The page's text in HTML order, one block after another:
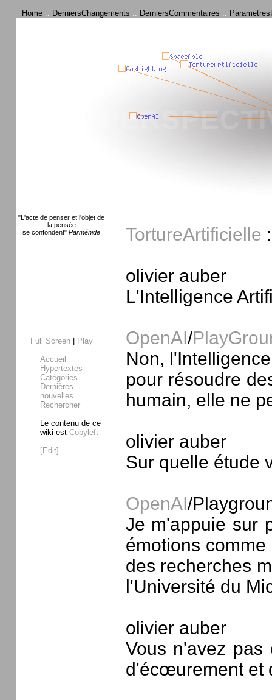
Home :: DerniersChangements :: DerniersCommentaires ::
"L'acte de penser et l'objet de
la pensée
se confondent" Parménide
Full Screen|
Play
Accueil
Hypertextes
Catégories
Dernières
nouvelles
Rechercher
Le contenu de ce
wiki est Copyleft
[Edit]
TortureArtificielle
olivier auber
L'Intelligence
OpenAI/
Non,
pour résoudre
humain, elle ne
olivier auber
Sur quelle étude
OpenAI/
Je m'appuie sur
émotions
des recherches
l'Université du
olivier auber
Vous n'avez
d'écœurement et